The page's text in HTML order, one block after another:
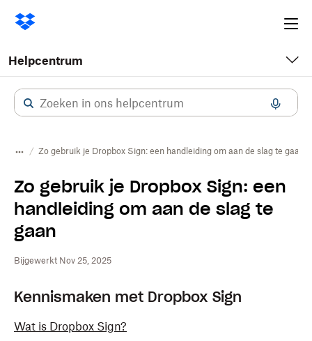
Helpcentrum
Zo gebruik je Dropbox Sign: een handleiding om aan de slag te gaan
Zo gebruik je Dropbox Sign: een
handleiding om aan de slag te
gaan
Bijgewerkt Nov 25, 2025
Kennismaken met Dropbox Sign
Wat is Dropbox Sign?